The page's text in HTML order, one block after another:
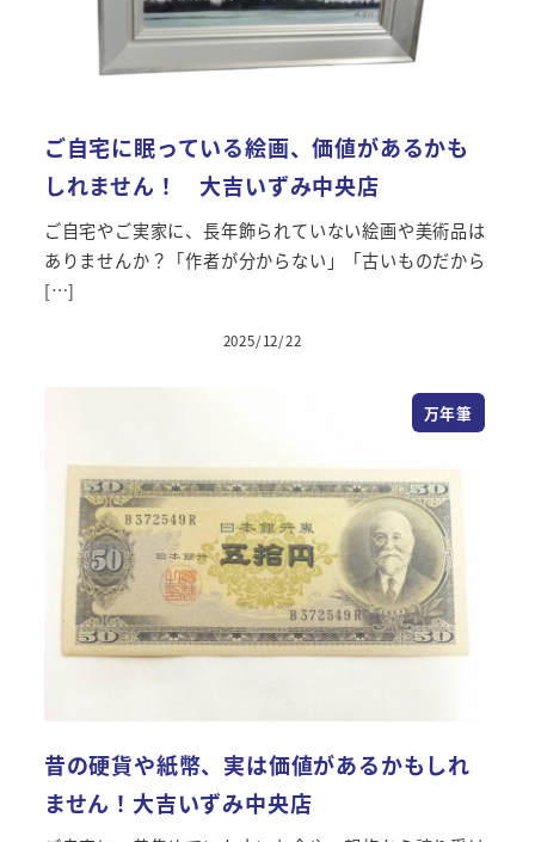
ご自宅に眠っている絵画、価値があるかも
しれません！ 大吉いずみ中央店
ご自宅やご実家に、長年飾られていない絵画や美術品は
ありませんか？「作者が分からない」「古いものだから
[…]
2025/12/22
万年筆
昔の硬貨や紙幣、実は価値があるかもしれ
ません！大吉いずみ中央店